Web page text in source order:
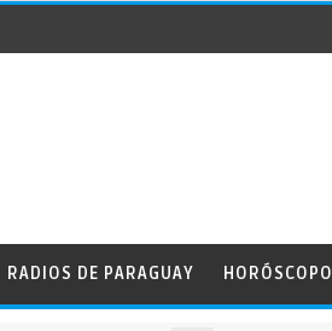
RADIOS DE PARAGUAY HORÓSCOPO